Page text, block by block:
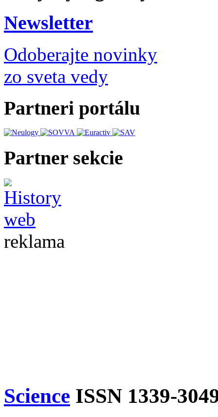
Newsletter
Odoberajte novinky
zo sveta vedy
Partneri portálu
Partner sekcie
reklama
Science ISSN 1339-